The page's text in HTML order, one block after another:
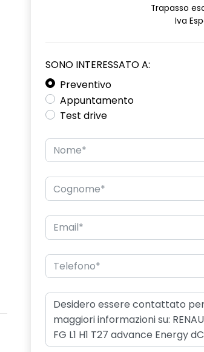
Trapasso
Iva
SONO INTERESSATO A:
Preventivo
Appuntamento
Test drive